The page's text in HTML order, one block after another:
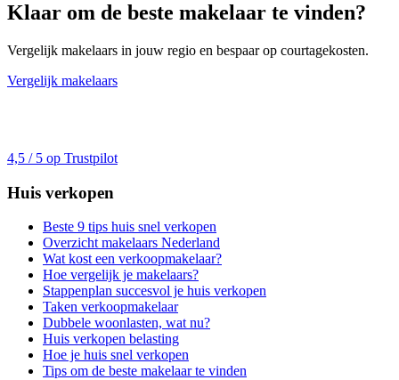
Klaar om de beste makelaar te vinden?
Vergelijk makelaars in jouw regio en bespaar op courtagekosten.
Vergelijk makelaars
4,5 / 5 op Trustpilot
Huis verkopen
Beste 9 tips huis snel verkopen
Overzicht makelaars Nederland
Wat kost een verkoopmakelaar?
Hoe vergelijk je makelaars?
Stappenplan succesvol je huis verkopen
Taken verkoopmakelaar
Dubbele woonlasten, wat nu?
Huis verkopen belasting
Hoe je huis snel verkopen
Tips om de beste makelaar te vinden